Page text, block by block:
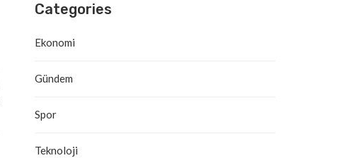
Categories
Ekonomi
Gündem
Spor
Teknoloji